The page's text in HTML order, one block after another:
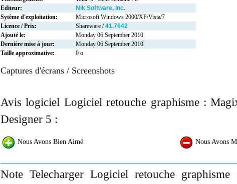
Editeur:
Nik Software, Inc.
Sytème d'exploitation:
Microsoft Windows 2000/XP/Vista/7
Licence / Prix:
Shareware /41.7642
Ajouté le:
Monday 06 September 2010
Dernière mise à jour:
Monday 06 September 2010
Taille approximative:
0 o
Captures d'écrans / Screenshots
Avis logiciel Logiciel retouche graphisme :
Designer 5 :
Nous Avons Bien Aimé Nous Avons
Note Telecharger Logiciel retouche